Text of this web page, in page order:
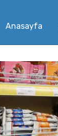
Anasayfa